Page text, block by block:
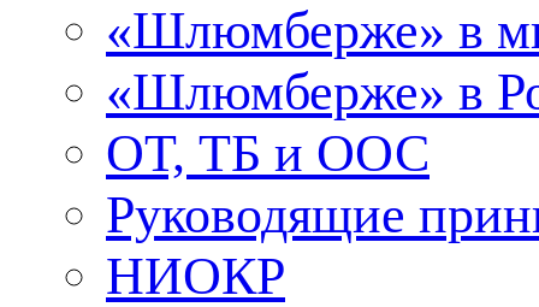
«Шлюмберже» в
«Шлюмберже» в
ОТ, ТБ и ООС
Руководящие
НИОКР